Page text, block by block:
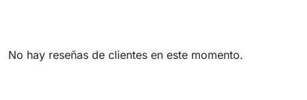
No hay reseñas de clientes en este momento.